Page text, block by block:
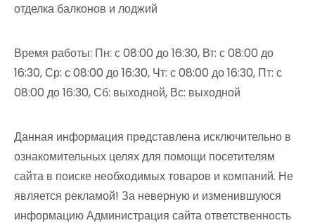
отделка балконов и лоджий
Время работы: Пн: с 08:00 до 16:30, Вт: с 08:00 до
16:30, Ср: с 08:00 до 16:30, Чт: с 08:00 до 16:30, Пт: с
08:00 до 16:30, Сб: выходной, Вс: выходной
Данная информация представлена исключительно в
ознакомительных целях для помощи посетителям
сайта в поиске необходимых товаров и компаний. Не
является рекламой! За неверную и изменившуюся
информацию Администрация сайта ответственность